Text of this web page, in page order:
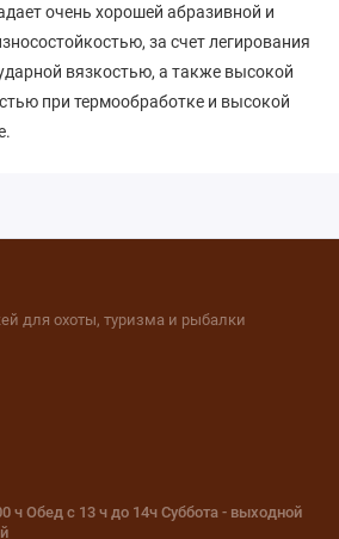
очень хорошей абразивной и
за счет легирования
вязкостью, а также высокой
при термообработке и высокой
для охоты, туризма и рыбалки
ч Обед с 13 ч до 14ч Суббота - выходной